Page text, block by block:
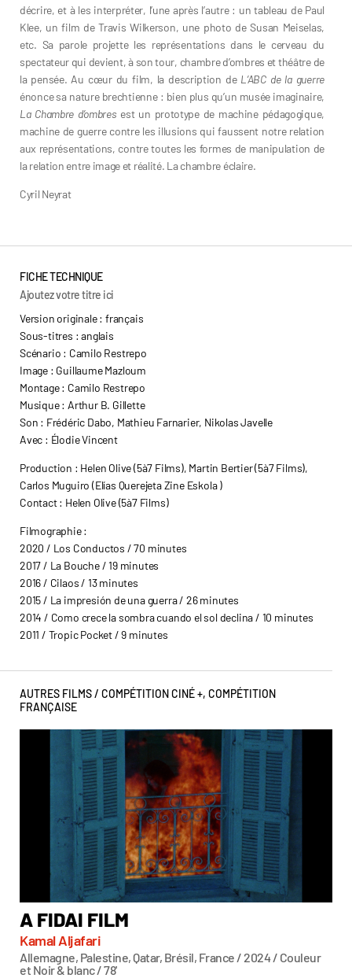
décrire, et à les interpréter, l’une après l’autre : un tableau de Paul
Klee, un film de Travis Wilkerson, une photo de Susan Meiselas,
etc. Sa parole projette les représentations dans le cerveau du
spectateur qui devient, à son tour, chambre d’ombres et théâtre de
la pensée. Au cœur du film, la description de L’ABC de la guerre
énonce sa nature brechtienne : bien plus qu’un musée imaginaire,
La Chambre d’ombres est un prototype de machine pédagogique,
machine de guerre contre les illusions qui faussent notre relation
aux représentations, contre toutes les formes de manipulation de
la relation entre image et réalité. La chambre éclaire.
Cyril Neyrat
FICHE TECHNIQUE
Ajoutez votre titre ici
Version originale : français
Sous-titres : anglais
Scénario : Camilo Restrepo
Image : Guillaume Mazloum
Montage : Camilo Restrepo
Musique : Arthur B. Gillette
Son : Frédéric Dabo, Mathieu Farnarier, Nikolas Javelle
Avec : Élodie Vincent
Production : Helen Olive (5à7 Films), Martin Bertier (5à7 Films),
Carlos Muguiro (Elías Querejeta Zine Eskola )
Contact : Helen Olive (5à7 Films)
Filmographie :
2020 / Los Conductos / 70 minutes
2017 / La Bouche / 19 minutes
2016 / Cilaos / 13 minutes
2015 / La impresión de una guerra / 26 minutes
2014 / Como crece la sombra cuando el sol declina / 10 minutes
2011 / Tropic Pocket / 9 minutes
AUTRES FILMS / COMPÉTITION CINÉ +, COMPÉTITION
FRANÇAISE
A FIDAI FILM
Kamal Aljafari
Allemagne, Palestine, Qatar, Brésil, France / 2024 / Couleur
et Noir & blanc / 78'